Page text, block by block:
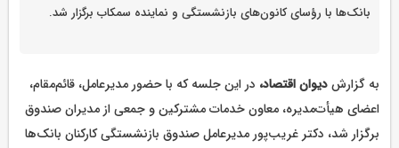
بانک‌ها با رؤسای کانون‌های بازنشستگی و نماینده سمکاب برگزار شد.
به گزارشدیوان اقتصاد، در این جلسه که با حضور مدیرعامل، قائم‌مقام،
اعضای هیأت‌مدیره، معاون خدمات مشترکین و جمعی از مدیران صندوق
برگزار شد، دکتر غریب‌پور مدیرعامل صندوق بازنشستگی کارکنان بانک‌ها